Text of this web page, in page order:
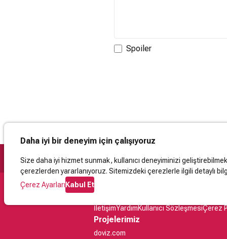
Spoiler
Daha iyi bir deneyim için çalışıyoruz
Size daha iyi hizmet sunmak, kullanıcı deneyiminizi
çerezlerden yararlanıyoruz. Sitemizdeki çerezlerle ilgili detaylı
Çerez AyarlarıKabul Et
Destek
İletişimYardımKullanıcı SözleşmesiÇerez
Projelerimiz
doviz.com